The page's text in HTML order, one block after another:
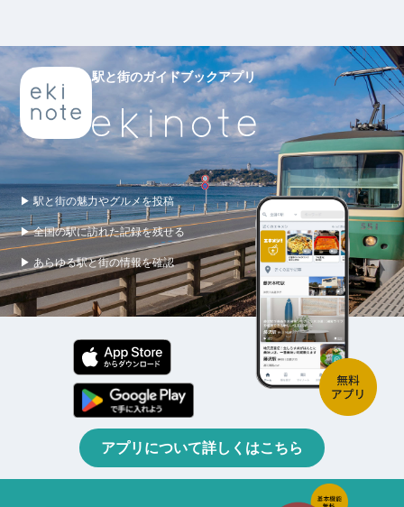
駅と街のガイドブックアプリ
▶ 駅と街の魅力やグルメを投稿
▶ 全国の駅に訪れた記録を残せる
▶ あらゆる駅と街の情報を確認
アプリについて詳しくはこちら